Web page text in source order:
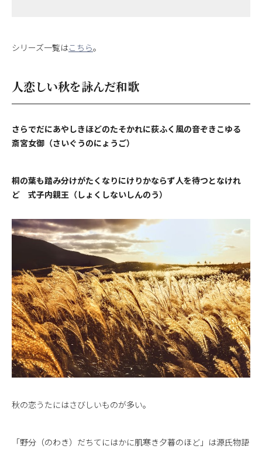
シリーズ一覧はこちら。
人恋しい秋を詠んだ和歌
さらでだにあやしきほどのたそかれに荻ふく風の音ぞきこゆる
斎宮女御（さいぐうのにょうご）
桐の葉も踏み分けがたくなりにけりかならず人を待つとなけれ
ど 式子内親王（しょくしないしんのう）
秋の恋うたにはさびしいものが多い。
「野分（のわき）だちてにはかに肌寒き夕暮のほど」は源氏物語